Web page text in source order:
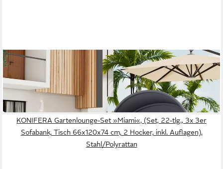
MODFU
Gartenlounge-Set Doppel-Lounge
705,99 € UVP 899,99 €
-22%
in 6-8 Werktagen bei dir
KONIFERA Gartenlounge-Set »Miami«, (Set, 22-tlg., 3x 3er
Sofabank, Tisch 66x120x74 cm, 2 Hocker, inkl. Auflagen),
Stahl/Polyrattan